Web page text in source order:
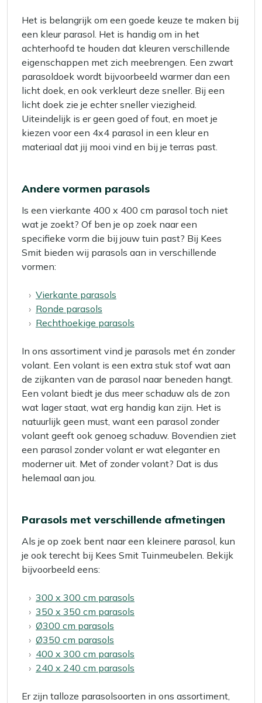
Het is belangrijk om een goede keuze te maken bij
een kleur parasol. Het is handig om in het
achterhoofd te houden dat kleuren verschillende
eigenschappen met zich meebrengen. Een zwart
parasoldoek wordt bijvoorbeeld warmer dan een
licht doek, en ook verkleurt deze sneller. Bij een
licht doek zie je echter sneller viezigheid.
Uiteindelijk is er geen goed of fout, en moet je
kiezen voor een 4x4 parasol in een kleur en
materiaal dat jij mooi vind en bij je terras past.
Andere vormen parasols
Is een vierkante 400 x 400 cm parasol toch niet
wat je zoekt? Of ben je op zoek naar een
specifieke vorm die bij jouw tuin past? Bij Kees
Smit bieden wij parasols aan in verschillende
vormen:
Vierkante parasols
Ronde parasols
Rechthoekige parasols
In ons assortiment vind je parasols met én zonder
volant. Een volant is een extra stuk stof wat aan
de zijkanten van de parasol naar beneden hangt.
Een volant biedt je dus meer schaduw als de zon
wat lager staat, wat erg handig kan zijn. Het is
natuurlijk geen must, want een parasol zonder
volant geeft ook genoeg schaduw. Bovendien ziet
een parasol zonder volant er wat eleganter en
moderner uit. Met of zonder volant? Dat is dus
helemaal aan jou.
Parasols met verschillende afmetingen
Als je op zoek bent naar een kleinere parasol, kun
je ook terecht bij Kees Smit Tuinmeubelen. Bekijk
bijvoorbeeld eens:
300 x 300 cm parasols
350 x 350 cm parasols
Ø300 cm parasols
Ø350 cm parasols
400 x 300 cm parasols
240 x 240 cm parasols
Er zijn talloze parasolsoorten in ons assortiment,